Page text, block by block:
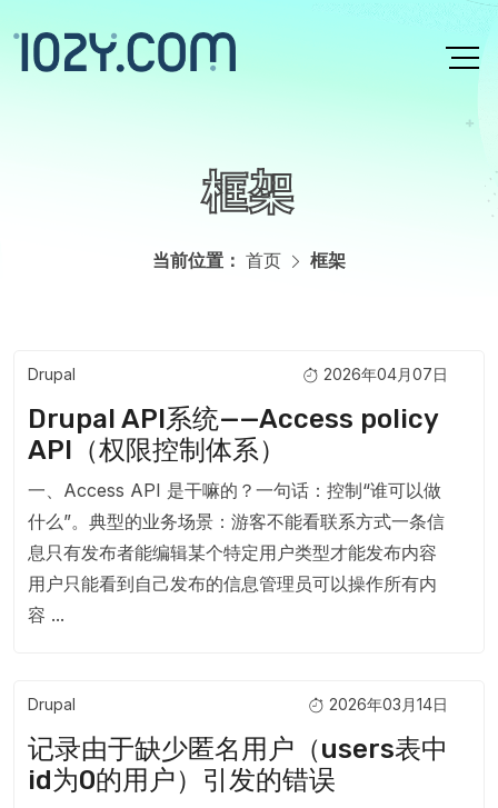
框架
当前位置： 首页 框架
主页内容
Drupal 2026年04月07日
Drupal API系统——Access policy
API（权限控制体系）
一、Access API 是干嘛的？一句话：控制“谁可以做
什么”。典型的业务场景：游客不能看联系方式一条信
息只有发布者能编辑某个特定用户类型才能发布内容
用户只能看到自己发布的信息管理员可以操作所有内
容 ...
Drupal 2026年03月14日
记录由于缺少匿名用户（users表中
id为0的用户）引发的错误